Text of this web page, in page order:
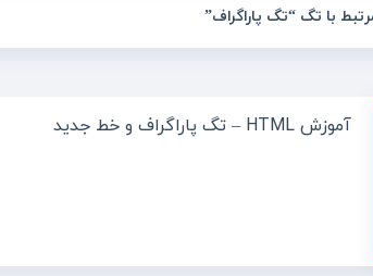
با تگ “تگ پاراگراف”
آموزش HTML – تگ پاراگراف و خط جدید